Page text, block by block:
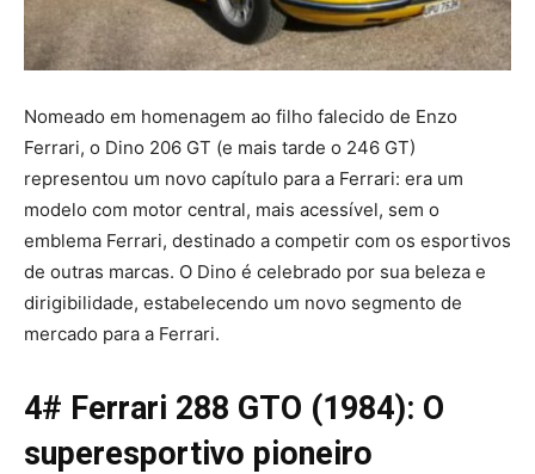
Nomeado em homenagem ao filho falecido de Enzo
Ferrari, o Dino 206 GT (e mais tarde o 246 GT)
representou um novo capítulo para a Ferrari: era um
modelo com motor central, mais acessível, sem o
emblema Ferrari, destinado a competir com os esportivos
de outras marcas. O Dino é celebrado por sua beleza e
dirigibilidade, estabelecendo um novo segmento de
mercado para a Ferrari.
4# Ferrari 288 GTO (1984): O
superesportivo pioneiro